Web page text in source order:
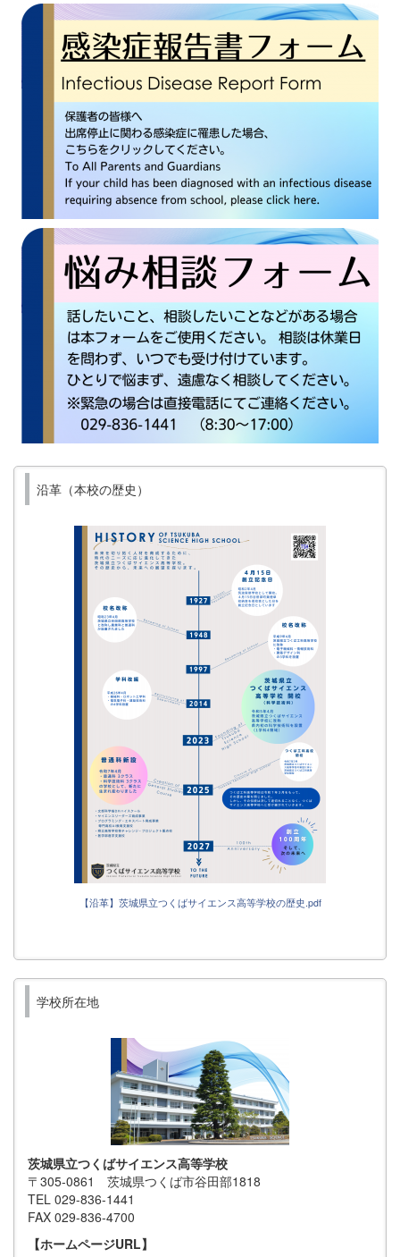
沿革（本校の歴史）
【沿革】茨城県立つくばサイエンス高等学校の歴史.pdf
学校所在地
茨城県立つくばサイエンス高等学校
〒305-0861 茨城県つくば市谷田部1818
TEL 029-836-1441
FAX 029-836-4700
【ホームページURL】